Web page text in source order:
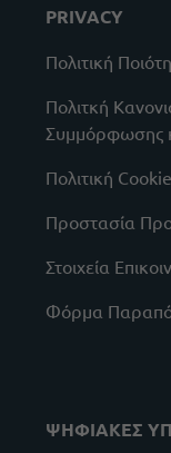
PRIVACY
Πολιτική
Πολιτκή
Συμμόρφωσης
Πολιτική
Προστασία
Στοιχεία
Φόρμα
ΨΗΦΙΑΚΕΣ